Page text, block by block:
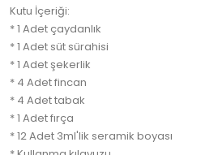
Kutu İçeriği:
* 1 Adet çaydanlık
* 1 Adet süt sürahisi
* 1 Adet şekerlik
* 4 Adet fincan
* 4 Adet tabak
* 1 Adet fırça
* 12 Adet 3ml'lik seramik boyası